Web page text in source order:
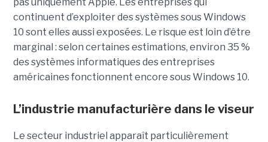
continuent d’exploiter des systèmes sous Windows
10 sont elles aussi exposées. Le risque est loin d’être
marginal : selon certaines estimations, environ 35 %
des systèmes informatiques des entreprises
américaines fonctionnent encore sous Windows 10.
L’industrie manufacturière dans le viseur
Le secteur industriel apparaît particulièrement